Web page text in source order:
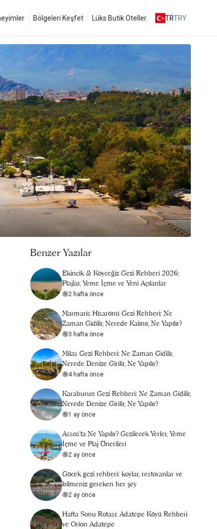
Bölgeleri Keşfet Lüks Butik Oteller TRTRY
Benzer Yazılar
Ekincik & Köyceğiz Gezi Rehberi 2026:
Plajlar, Yeme İçme ve Yeni Açılanlar
2 hafta önce
Marmaris Hisarönü Gezi Rehberi: Ne
Zaman Gidilir, Nerede Kalınır, Ne Yapılır?
3 hafta önce
Milas Gezi Rehberi: Ne Zaman Gidilir,
Nerede Denize Girilir, Ne Yapılır?
4 hafta önce
Karaburun Gezi Rehberi: Ne Zaman Gidilir,
Nerede Denize Girilir, Ne Yapılır?
1 ay önce
Assos’ta Ne Yapılır? Gezilecek Yerler, Yeme
İçme ve Plaj Önerileri
2 ay önce
Göcek gezi rehberi: koylar, restoranlar ve
bilmeniz gereken her şey
2 ay önce
Hafta Sonu Rotası: Adatepe Köyü Rehberi
ve Orion Adatepe